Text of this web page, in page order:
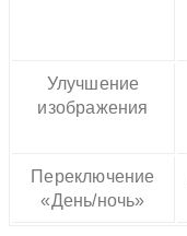
Улучшение
изображения
Переключение
«День/ночь»